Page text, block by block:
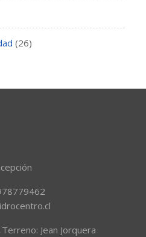
(26)
Jean Jorquera